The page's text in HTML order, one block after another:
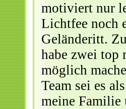
motiviert nur
Lichtfee noch
Geländeritt.
habe zwei top
möglich
Team sei es
meine Familie